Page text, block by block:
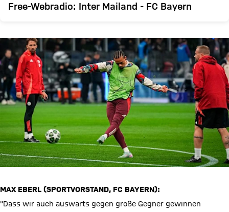
Free-Webradio: Inter Mailand - FC Bayern
MAX EBERL (SPORTVORSTAND, FC BAYERN):
"Dass wir auch auswärts gegen große Gegner gewinnen